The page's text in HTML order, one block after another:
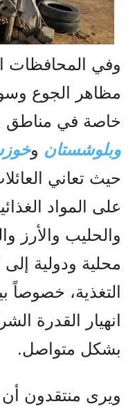
وفي المحافظات
مظاهر الجوع
خاصة في
وبلوشستان و
حيث تعاني
على المواد
والحليب والأرز
محلية ودولية
التغذية، خصوصاً
انهيار القدرة
بشكل متواصل.
ويرى منتقدون أن